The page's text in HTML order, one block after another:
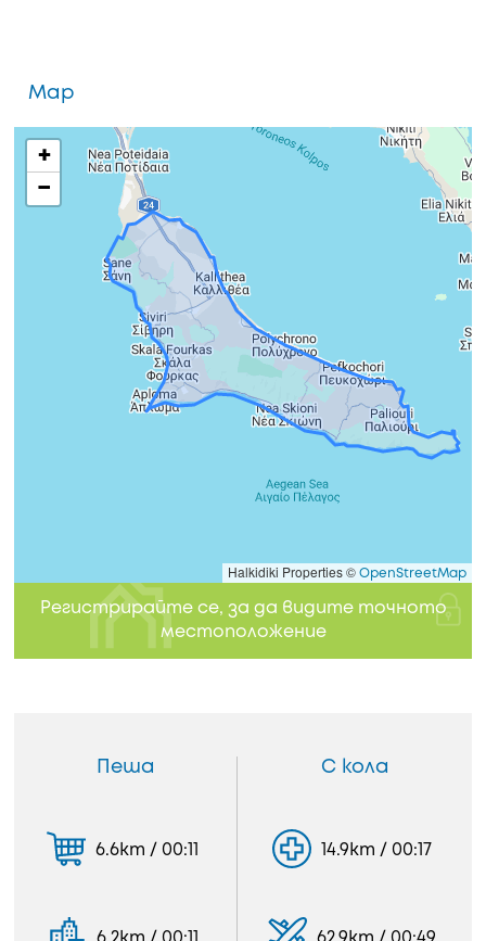
Map
+
−
Halkidiki Properties © OpenStreetMap
Регистрирайте се, за да видите точното
местоположение
Пеша
6.6km / 00:11
С кола
14.9km / 00:17